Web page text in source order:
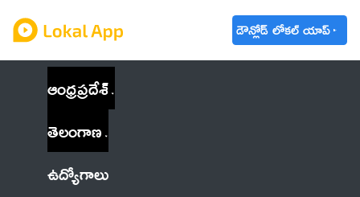
డౌన్లోడ్ లోకల్ యాప్
ఆంధ్రప్రదేశ్
తెలంగాణ
ఉద్యోగాలు